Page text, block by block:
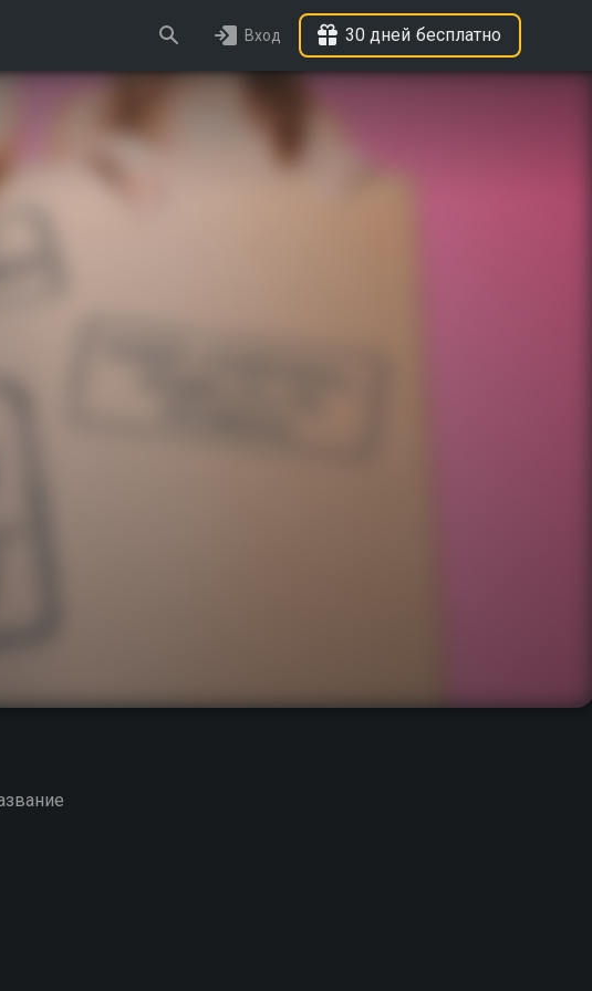
Вход 30 дней бесплатно